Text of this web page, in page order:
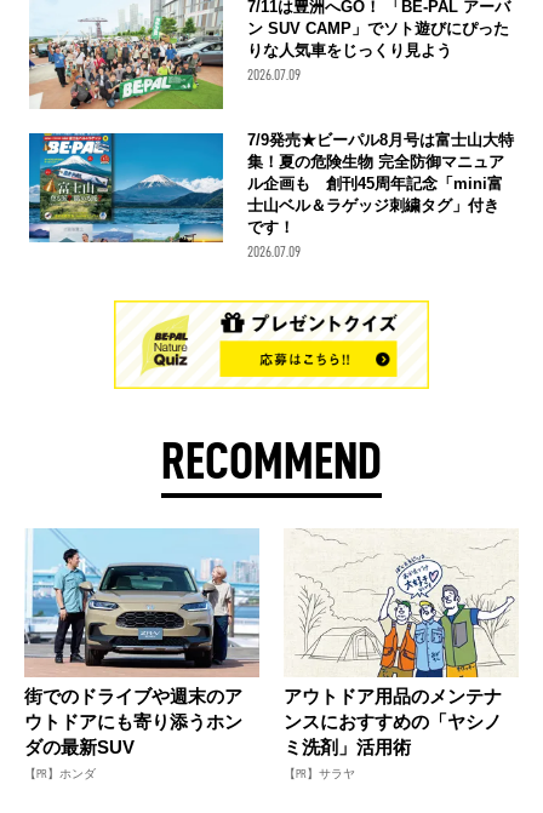
7/11は豊洲へGO！ 「BE-PAL アーバ
ン SUV CAMP」でソト遊びにぴった
りな人気車をじっくり見よう
2026.07.09
7/9発売★ビーパル8月号は富士山大特
集！夏の危険生物 完全防御マニュア
ル企画も 創刊45周年記念「mini富
士山ベル＆ラゲッジ刺繍タグ」付き
です！
2026.07.09
RECOMMEND
街でのドライブや週末のア
ウトドアにも寄り添うホン
ダの最新SUV
【PR】ホンダ
アウトドア用品のメンテナ
ンスにおすすめの「ヤシノ
ミ洗剤」活用術
【PR】サラヤ